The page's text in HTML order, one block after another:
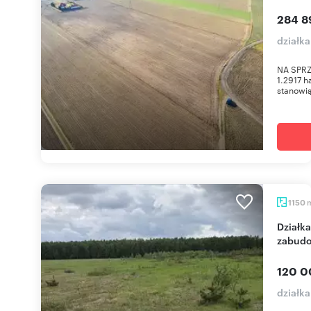
284
NA
1.2917
1150
Działka budowlana 1150 m² z warunkami
120